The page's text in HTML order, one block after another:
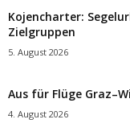
Kojencharter:
Zielgruppen
5. August 2026
Aus für Flüge
4. August 2026